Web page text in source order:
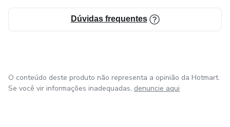
Dúvidas frequentes
O conteúdo deste produto não representa a opinião da Hotmart.
Se você vir informações inadequadas, denuncie aqui